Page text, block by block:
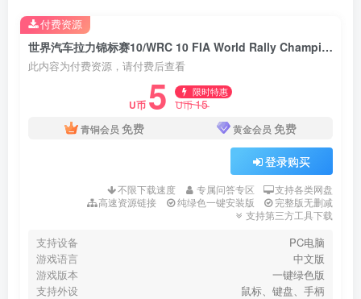
世界汽车拉力锦标赛10/WRC 10 FIA World Rally Championship
此内容为付费资源，请付费后查看
U币 5 限时特惠
U币15
青铜会员 免费 黄金会员 免费
登录购买
不限下载速度 专属问答专区
支持各类网盘
高速资源链接
纯绿色一键安装版
完整版无删减
支持第三方工具下载
支持设备
PC电脑
游戏语言
中文版
游戏版本
一键绿色版
支持外设
鼠标、键盘、手柄
付费资源